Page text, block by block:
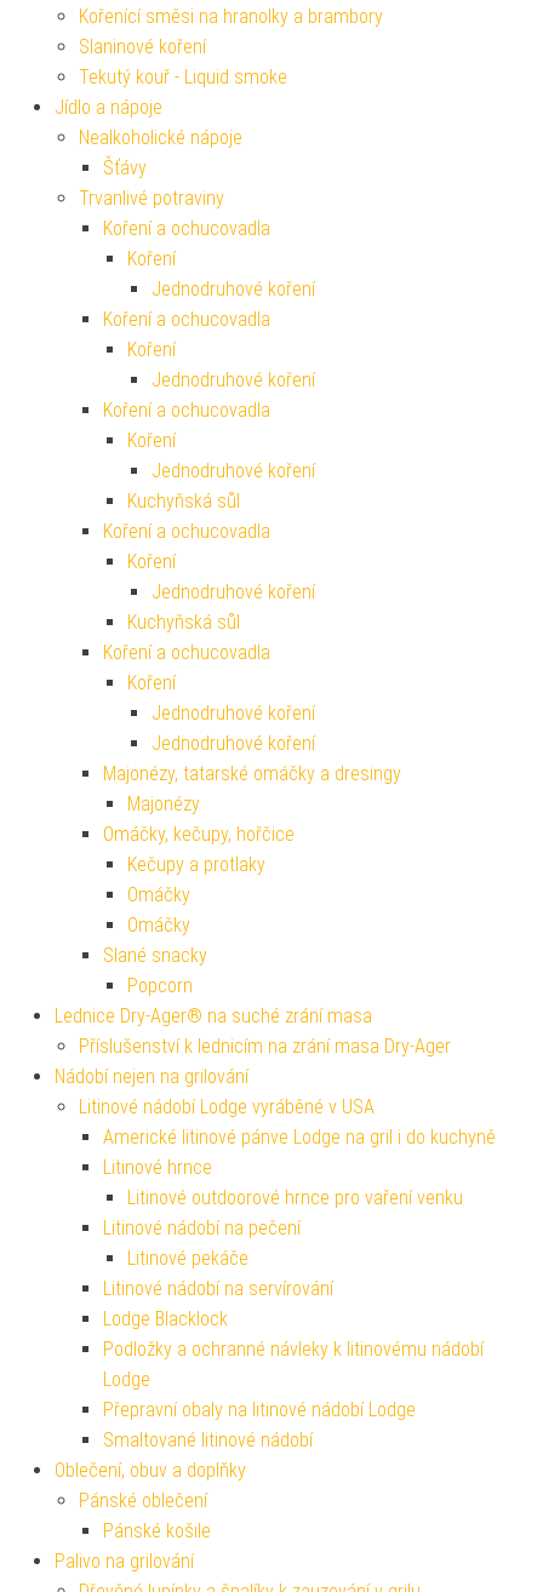
Kořenící směsi na hranolky a brambory
Slaninové koření
Tekutý kouř - Liquid smoke
Jídlo a nápoje
Nealkoholické nápoje
Šťávy
Trvanlivé potraviny
Koření a ochucovadla
Koření
Jednodruhové koření
Koření a ochucovadla
Koření
Jednodruhové koření
Koření a ochucovadla
Koření
Jednodruhové koření
Kuchyňská sůl
Koření a ochucovadla
Koření
Jednodruhové koření
Kuchyňská sůl
Koření a ochucovadla
Koření
Jednodruhové koření
Jednodruhové koření
Majonézy, tatarské omáčky a dresingy
Majonézy
Omáčky, kečupy, hořčice
Kečupy a protlaky
Omáčky
Omáčky
Slané snacky
Popcorn
Lednice Dry-Ager® na suché zrání masa
Příslušenství k lednicím na zrání masa Dry-Ager
Nádobí nejen na grilování
Litinové nádobí Lodge vyráběné v USA
Americké litinové pánve Lodge na gril i do kuchyně
Litinové hrnce
Litinové outdoorové hrnce pro vaření venku
Litinové nádobí na pečení
Litinové pekáče
Litinové nádobí na servírování
Lodge Blacklock
Podložky a ochranné návleky k litinovému nádobí
Lodge
Přepravní obaly na litinové nádobí Lodge
Smaltované litinové nádobí
Oblečení, obuv a doplňky
Pánské oblečení
Pánské košile
Palivo na grilování